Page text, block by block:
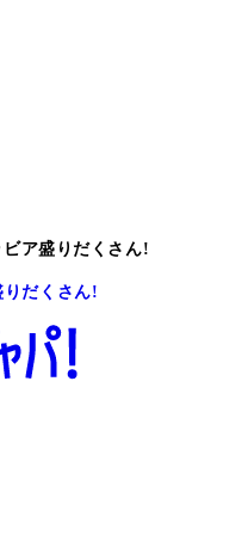
ア盛りだくさん!
りだくさん!